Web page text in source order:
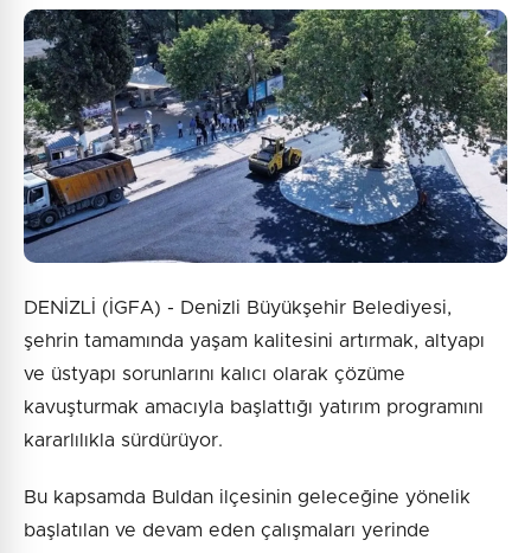
DENİZLİ (İGFA) - Denizli Büyükşehir Belediyesi,
şehrin tamamında yaşam kalitesini artırmak, altyapı
ve üstyapı sorunlarını kalıcı olarak çözüme
kavuşturmak amacıyla başlattığı yatırım programını
kararlılıkla sürdürüyor.
Bu kapsamda Buldan ilçesinin geleceğine yönelik
başlatılan ve devam eden çalışmaları yerinde